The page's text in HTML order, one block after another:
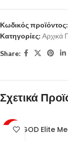
Κωδικός προϊόντος:
Κατηγορίες: Αρχικά
Share:
Σχετικά
-25%VGOD Elite